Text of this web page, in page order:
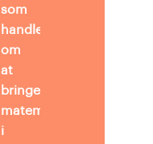
som
handler
om
at
bringe
matematikken
i